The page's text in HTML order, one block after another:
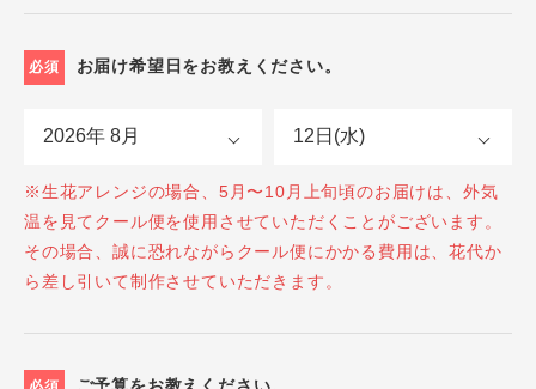
必須 お届け希望日をお教えください。
※生花アレンジの場合、5月〜10月上旬頃のお届けは、外気
温を見てクール便を使用させていただくことがございます。
その場合、誠に恐れながらクール便にかかる費用は、花代か
ら差し引いて制作させていただきます。